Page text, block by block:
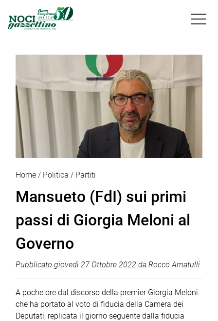

Home Politica Partiti
Mansueto (FdI) sui primi
passi di Giorgia Meloni al
Governo
Pubblicato giovedì 27 Ottobre 2022 da Rocco Amatulli
A poche ore dal discorso della premier Giorgia Meloni
che ha portato al voto di fiducia della Camera dei
Deputati, replicata il giorno seguente dalla fiducia